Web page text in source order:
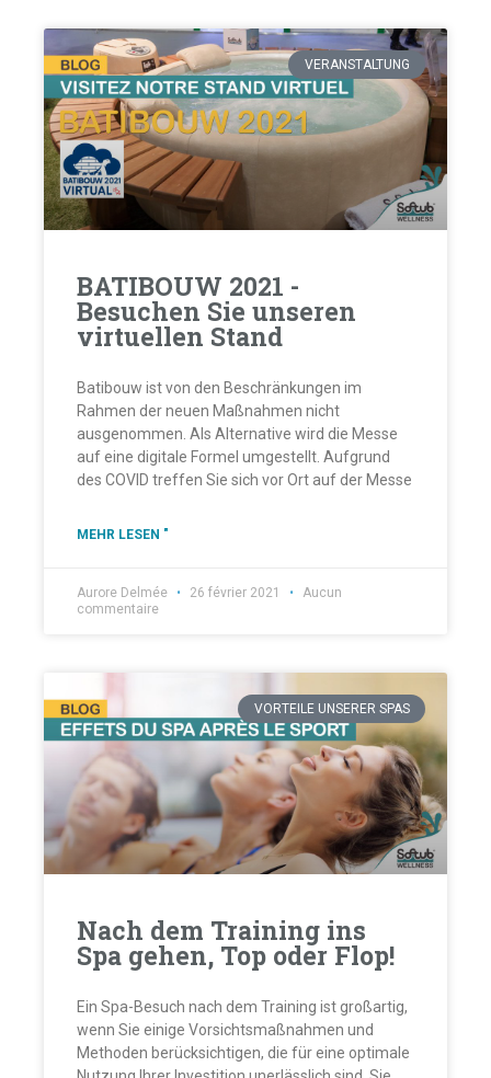
VERANSTALTUNG
BATIBOUW 2021 -
Besuchen Sie unseren
virtuellen Stand
Batibouw ist von den Beschränkungen im
Rahmen der neuen Maßnahmen nicht
ausgenommen. Als Alternative wird die Messe
auf eine digitale Formel umgestellt. Aufgrund
des COVID treffen Sie sich vor Ort auf der Messe
MEHR LESEN "
Aurore Delmée 26 février 2021
Aucun
commentaire
VORTEILE UNSERER SPAS
Nach dem Training ins
Spa gehen, Top oder Flop!
Ein Spa-Besuch nach dem Training ist großartig,
wenn Sie einige Vorsichtsmaßnahmen und
Methoden berücksichtigen, die für eine optimale